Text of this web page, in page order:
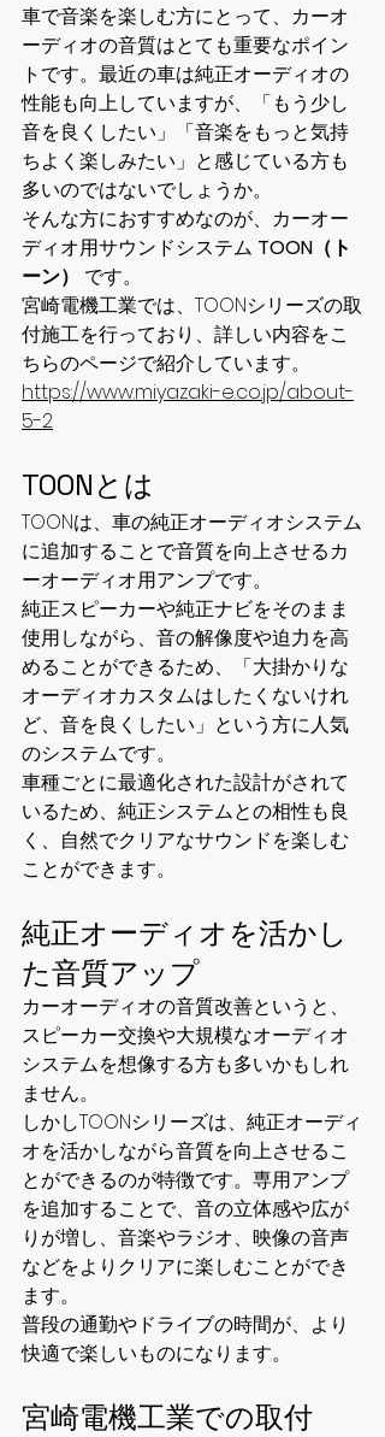
車で音楽を楽しむ方にとって、カーオ
ーディオの音質はとても重要なポイン
トです。最近の車は純正オーディオの
性能も向上していますが、「もう少し
音を良くしたい」「音楽をもっと気持
ちよく楽しみたい」と感じている方も
多いのではないでしょうか。
そんな方におすすめなのが、カーオー
ディオ用サウンドシステム TOON（ト
ーン）
です。
宮崎電機工業では、TOONシリーズの取
付施工を行っており、詳しい内容をこ
ちらのページで紹介しています。
https://www.miyazaki-e.co.jp/about-
5-2
TOONとは
TOONは、車の純正オーディオシステム
に追加することで音質を向上させるカ
ーオーディオ用アンプです。
純正スピーカーや純正ナビをそのまま
使用しながら、音の解像度や迫力を高
めることができるため、「大掛かりな
オーディオカスタムはしたくないけれ
ど、音を良くしたい」という方に人気
のシステムです。
車種ごとに最適化された設計がされて
いるため、純正システムとの相性も良
く、自然でクリアなサウンドを楽しむ
ことができます。
純正オーディオを活かし
た音質アップ
カーオーディオの音質改善というと、
スピーカー交換や大規模なオーディオ
システムを想像する方も多いかもしれ
ません。
しかしTOONシリーズは、純正オーディ
オを活かしながら音質を向上させるこ
とができるのが特徴です。専用アンプ
を追加することで、音の立体感や広が
りが増し、音楽やラジオ、映像の音声
などをよりクリアに楽しむことができ
ます。
普段の通勤やドライブの時間が、より
快適で楽しいものになります。
宮崎電機工業での取付